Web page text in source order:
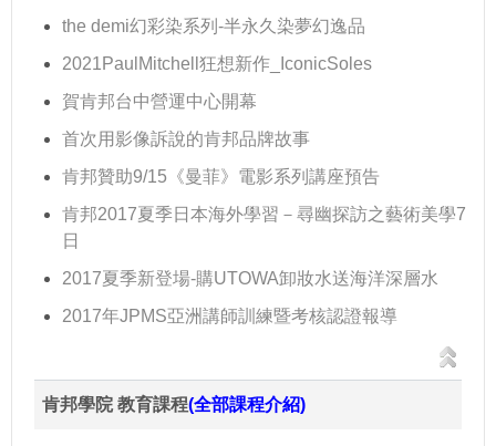
the demi幻彩染系列-半永久染夢幻逸品
2021PaulMitchell狂想新作_IconicSoles
賀肯邦台中營運中心開幕
首次用影像訴說的肯邦品牌故事
肯邦贊助9/15《曼菲》電影系列講座預告
肯邦2017夏季日本海外學習－尋幽探訪之藝術美學7
日
2017夏季新登場-購UTOWA卸妝水送海洋深層水
2017年JPMS亞洲講師訓練暨考核認證報導
肯邦學院 教育課程(全部課程介紹)